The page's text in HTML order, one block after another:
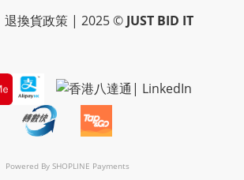
退換貨政策 | 2025 © JUST BID IT
Powered By SHOPLINE Payments